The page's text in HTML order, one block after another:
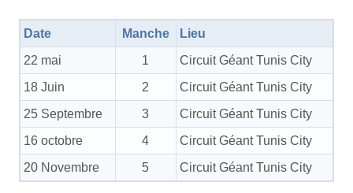
Date Manche
Lieu
22 mai
1
Circuit Géant Tunis City
18 Juin
2
Circuit Géant Tunis City
25 Septembre
3
Circuit Géant Tunis City
16 octobre
4
Circuit Géant Tunis City
20 Novembre
5 Circuit Géant Tunis City